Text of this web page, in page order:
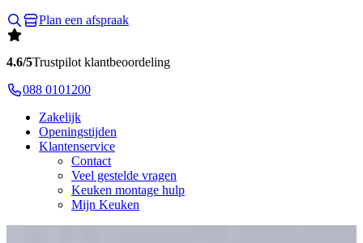
Plan een afspraak
4.6/5Trustpilot klantbeoordeling
088 0101200
Zakelijk
Openingstijden
Klantenservice
Contact
Veel gestelde vragen
Keuken montage hulp
Mijn Keuken